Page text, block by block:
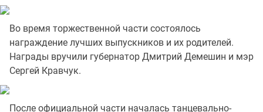
Во время торжественной части состоялось
награждение лучших выпускников и их родителей.
Награды вручили губернатор Дмитрий Демешин и мэр
Сергей Кравчук.
После официальной части началась танцевально-